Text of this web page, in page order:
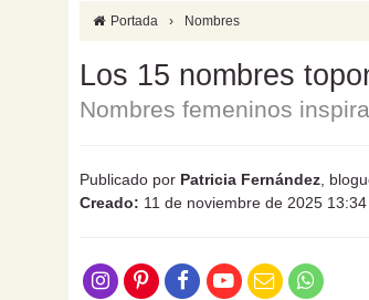
Portada › Nombres
Los 15 nombres
Nombres femeninos
Publicado por Patricia Fernández ,
Creado: 11 de noviembre de 2025 13:34